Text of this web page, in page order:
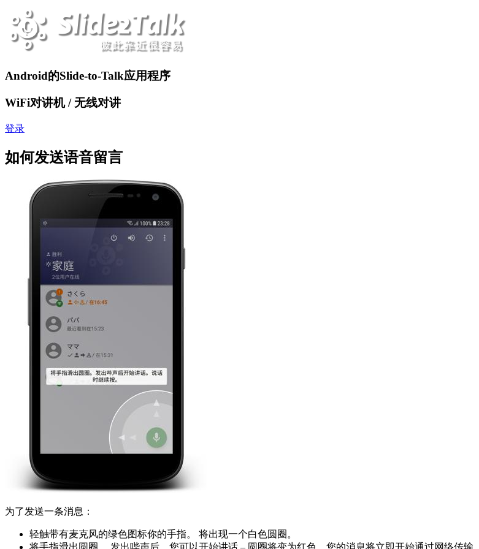
Android的Slide-to-Talk应用程序
WiFi对讲机 / 无线对讲
登录
如何发送语音留言
为了发送一条消息：
轻触带有麦克风的绿色图标你的手指。 将出现一个白色圆圈。
将手指滑出圆圈。 发出哔声后，您可以开始讲话 – 圆圈将变为红色，您的消息将立即开始通过网络传输。